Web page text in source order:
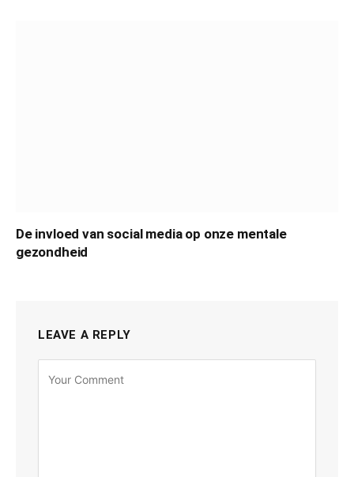
De invloed van social media op onze mentale
gezondheid
LEAVE A REPLY